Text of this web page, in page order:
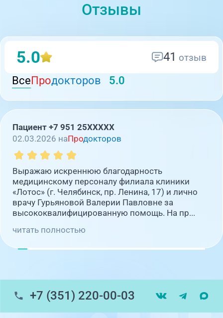
Отзывы
5.0 41 отзыв
ВсеПродокторов 5.0
Пациент +7 951 25XXXXX
02.03.2026 наПродокторов
Выражаю искреннюю благодарность
медицинскому персоналу филиала клиники
«Лотос» (г. Челябинск, пр. Ленина, 17) и лично
врачу Гурьяновой Валерии Павловне за
высококвалифицированную помощь. На пр...
читать полностью
+7 (351) 220-00-03